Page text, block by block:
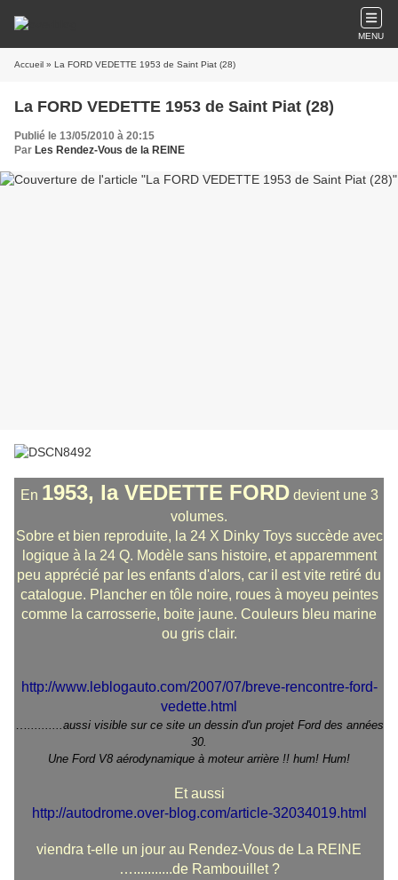
MENU
Accueil » La FORD VEDETTE 1953 de Saint Piat (28)
La FORD VEDETTE 1953 de Saint Piat (28)
Publié le 13/05/2010 à 20:15
Par Les Rendez-Vous de la REINE
En 1953, la VEDETTE FORDdevient une 3
volumes.
Sobre et bien reproduite, la 24 X Dinky Toys succède avec
logique à la 24 Q. Modèle sans histoire, et apparemment
peu apprécié par les enfants d'alors, car il est vite retiré du
catalogue. Plancher en tôle noire, roues à moyeu peintes
comme la carrosserie, boite jaune. Couleurs bleu marine
ou gris clair.
http://www.leblogauto.com/2007/07/breve-rencontre-ford-
vedette.html
..........aussi visible sur ce site un dessin d'un projet Ford des années
30.
Une Ford V8 aérodynamique à moteur arrière !! hum! Hum!
Et aussi
http://autodrome.over-blog.com/article-32034019.html
viendra t-elle un jour au Rendez-Vous de La REINE
…...........de Rambouillet ?